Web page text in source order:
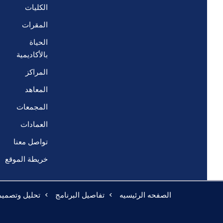
الكليات
المقرات
الحياة
بالأكاديمية
المراكز
المعاهد
المجمعات
العمادات
تواصل معنا
خريطة الموقع
الصفحه الرئيسيه تفاصيل البرنامج تحليل